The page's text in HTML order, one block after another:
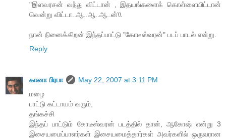
"இளவரசன் வந்து விட்டான் , இதயங்களைக் கொள்ளையிட்டான்
வென்று விட்டா..ஆ..ஆ..ஆ..ன்\\
நான் நினைக்கிறன் இந்தப்பாட்டு "கோடீஸ்வரன்" படப் பாடல் என்று.
Reply
கானா பிரபா
May 22, 2007 at 3:11 PM
மழை
பாட்டு கட்டாயம் வரும்,
தங்கச்சி
இந்தப் பாட்டும் கோடீஸ்வரன் படத்தில் தான், ஆகோஷ் என்று 3
இசையமைப்பாளர்கள் இசையமைத்தார்கள் அவர்களில் ஒருவரான